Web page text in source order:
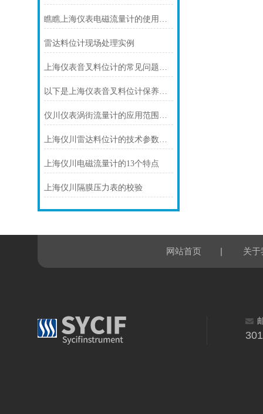
瞧瞧上海仪表电磁流量计的使用注意事项
雷达料位计现场处理实例
上海仪表音叉料位计的常见问题及其解决方法
以下是上海仪表音叉料位计保养的技巧
仪川仪表涡街流量计的应用范围主要包括以下几个方面
上海仪川雷达料位计的技术参数有哪些
上海仪川电磁流量计的13个特点
上海仪川隔膜压力表的校验
网站首页 | 关于